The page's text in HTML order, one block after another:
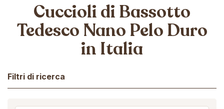
Cuccioli di Bassotto
Tedesco Nano Pelo Duro
in Italia
Filtri di ricerca